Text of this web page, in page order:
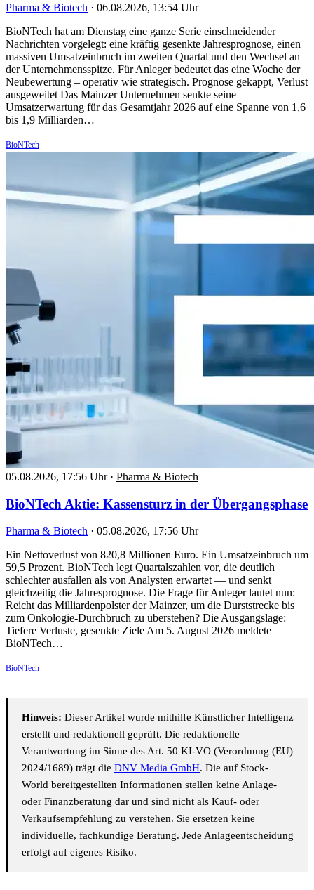
Pharma & Biotech · 06.08.2026, 13:54 Uhr
BioNTech hat am Dienstag eine ganze Serie einschneidender
Nachrichten vorgelegt: eine kräftig gesenkte Jahresprognose, einen
massiven Umsatzeinbruch im zweiten Quartal und den Wechsel an
der Unternehmensspitze. Für Anleger bedeutet das eine Woche der
Neubewertung – operativ wie strategisch. Prognose gekappt, Verlust
ausgeweitet Das Mainzer Unternehmen senkte seine
Umsatzerwartung für das Gesamtjahr 2026 auf eine Spanne von 1,6
bis 1,9 Milliarden…
BioNTech
05.08.2026, 17:56 Uhr · Pharma & Biotech
BioNTech Aktie: Kassensturz in der Übergangsphase
Pharma & Biotech · 05.08.2026, 17:56 Uhr
Ein Nettoverlust von 820,8 Millionen Euro. Ein Umsatzeinbruch um
59,5 Prozent. BioNTech legt Quartalszahlen vor, die deutlich
schlechter ausfallen als von Analysten erwartet — und senkt
gleichzeitig die Jahresprognose. Die Frage für Anleger lautet nun:
Reicht das Milliardenpolster der Mainzer, um die Durststrecke bis
zum Onkologie-Durchbruch zu überstehen? Die Ausgangslage:
Tiefere Verluste, gesenkte Ziele Am 5. August 2026 meldete
BioNTech…
BioNTech
Hinweis: Dieser Artikel wurde mithilfe Künstlicher Intelligenz
erstellt und redaktionell geprüft. Die redaktionelle
Verantwortung im Sinne des Art. 50 KI-VO (Verordnung (EU)
2024/1689) trägt die DNV Media GmbH. Die auf Stock-
World bereitgestellten Informationen stellen keine Anlage-
oder Finanzberatung dar und sind nicht als Kauf- oder
Verkaufsempfehlung zu verstehen. Sie ersetzen keine
individuelle, fachkundige Beratung. Jede Anlageentscheidung
erfolgt auf eigenes Risiko.